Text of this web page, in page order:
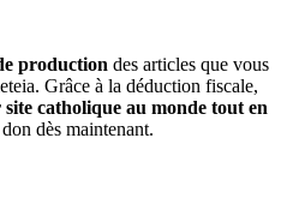
production des articles que vous
Grâce à la déduction fiscale,
catholique au monde tout en
dès maintenant.